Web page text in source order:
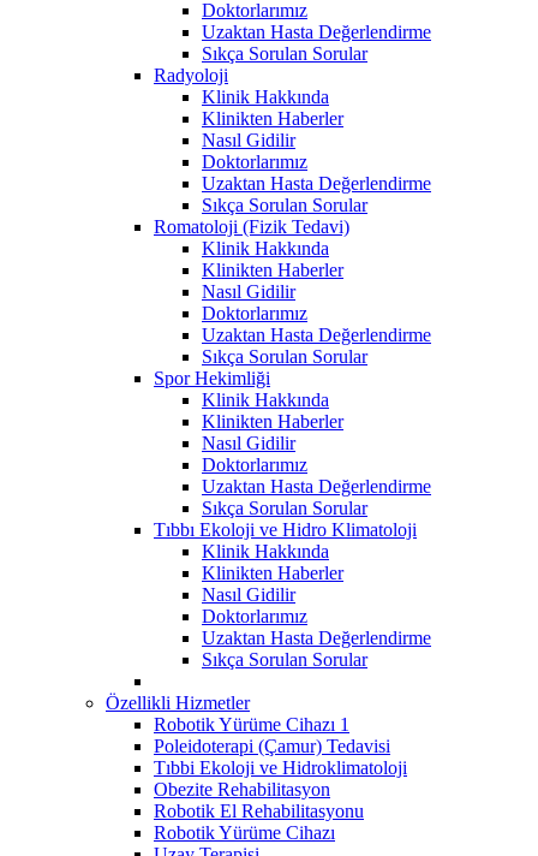
Doktorlarımız
Uzaktan Hasta Değerlendirme
Sıkça Sorulan Sorular
Radyoloji
Klinik Hakkında
Klinikten Haberler
Nasıl Gidilir
Doktorlarımız
Uzaktan Hasta Değerlendirme
Sıkça Sorulan Sorular
Romatoloji (Fizik Tedavi)
Klinik Hakkında
Klinikten Haberler
Nasıl Gidilir
Doktorlarımız
Uzaktan Hasta Değerlendirme
Sıkça Sorulan Sorular
Spor Hekimliği
Klinik Hakkında
Klinikten Haberler
Nasıl Gidilir
Doktorlarımız
Uzaktan Hasta Değerlendirme
Sıkça Sorulan Sorular
Tıbbı Ekoloji ve Hidro Klimatoloji
Klinik Hakkında
Klinikten Haberler
Nasıl Gidilir
Doktorlarımız
Uzaktan Hasta Değerlendirme
Sıkça Sorulan Sorular
Özellikli Hizmetler
Robotik Yürüme Cihazı 1
Poleidoterapi (Çamur) Tedavisi
Tıbbi Ekoloji ve Hidroklimatoloji
Obezite Rehabilitasyon
Robotik El Rehabilitasyonu
Robotik Yürüme Cihazı